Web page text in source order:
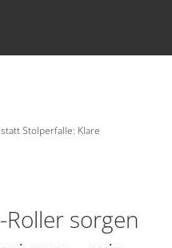
Stolperfalle: Klare
sorgen